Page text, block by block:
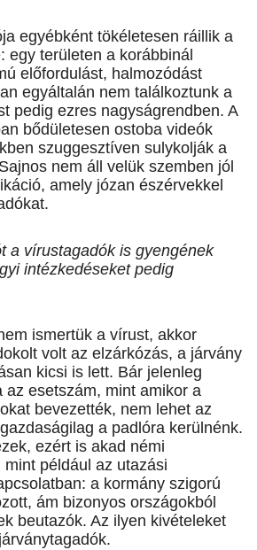
egyébként tökéletesen ráillik a
egy területen a korábbinál
előfordulást, halmozódást
egyáltalán nem találkoztunk a
pedig ezres nagyságrendben. A
bődületesen ostoba videók
szuggesztíven sulykolják a
nem áll velük szemben jól
amely józan észérvekkel
a vírustagadók is gyengének
intézkedéseket pedig
ismertük a vírust, akkor
volt az elzárkózás, a járvány
kicsi is lett. Bár jelenleg
az esetszám, mint amikor a
bevezették, nem lehet az
a padlóra kerülnénk.
ezért is akad némi
például az utazási
a kormány szigorú
ám bizonyos országokból
beutazók. Az ilyen kivételeket